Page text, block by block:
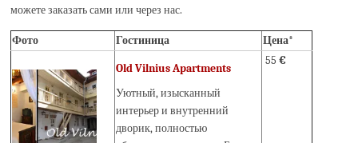
можете заказать сами или через нас.
Фото Гостиница Цена*
Old Vilnius Apartments
Уютный, изысканный
интерьер и внутренний
дворик, полностью
55€